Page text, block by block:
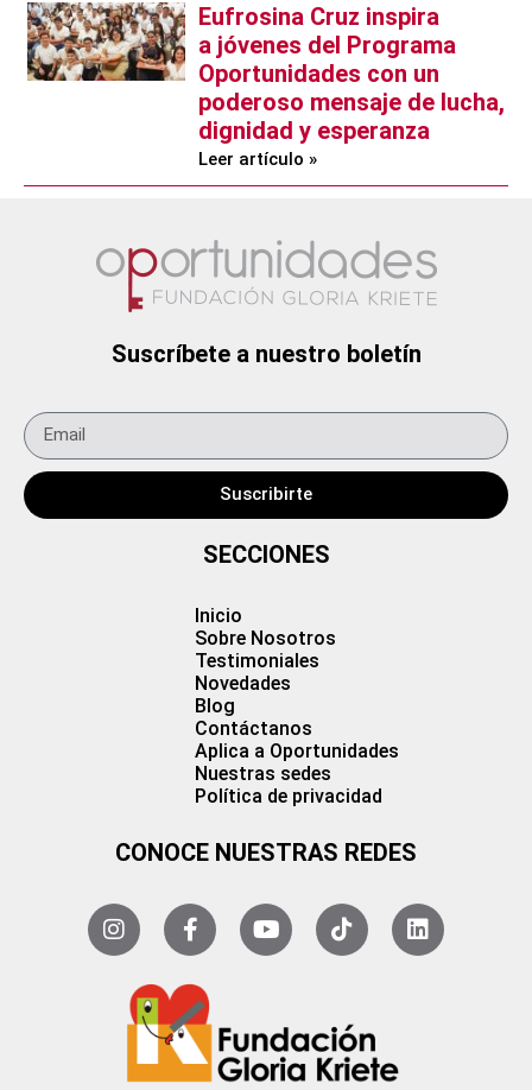
Eufrosina Cruz inspira
a jóvenes del Programa
Oportunidades con un
poderoso mensaje de lucha,
dignidad y esperanza
Leer artículo »
Suscríbete a nuestro boletín
Suscribirte
SECCIONES
Inicio
Sobre Nosotros
Testimoniales
Novedades
Blog
Contáctanos
Aplica a Oportunidades
Nuestras sedes
Política de privacidad
CONOCE NUESTRAS REDES